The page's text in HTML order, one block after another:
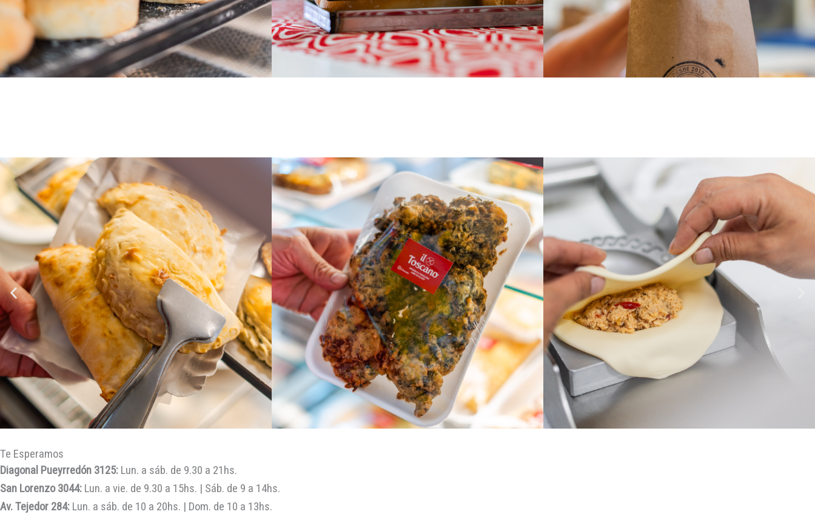
Te Esperamos
Diagonal Pueyrredón 3125: Lun. a sáb. de 9.30 a 21hs.
San Lorenzo 3044: Lun. a vie. de 9.30 a 15hs. | Sáb. de 9 a 14hs.
Av. Tejedor 284: Lun. a sáb. de 10 a 20hs. | Dom. de 10 a 13hs.